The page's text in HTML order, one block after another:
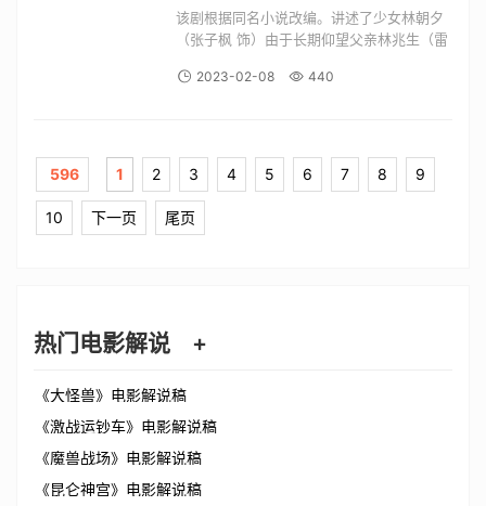
情 爱情）
该剧根据同名小说改编。讲述了少女林朝夕
（张子枫 饰）由于长期仰望父亲林兆生（雷
学天才，从而悄悄掩埋了内心对于数学的热
2023-02-08 440
596 1 2 3 4 5 6 7 8 9
10 下一页 尾页
热门电影解说 +
《大怪兽》电影解说稿
《激战运钞车》电影解说稿
《魔兽战场》电影解说稿
《昆仑神宫》电影解说稿